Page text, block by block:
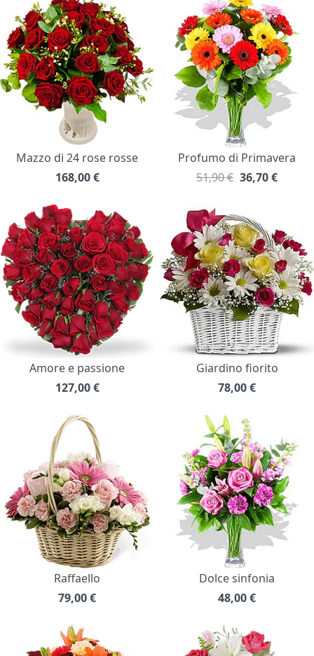
Mazzo di 24 rose rosse
168,00 €
Profumo di Primavera
51,90 € 36,70€
Amore e passione
127,00 €
Giardino fiorito
78,00€
Raffaello
79,00€
Dolce sinfonia
48,00€